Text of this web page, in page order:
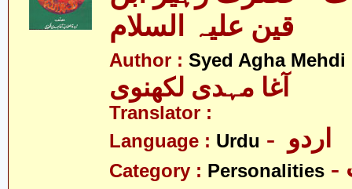
قین علیہ السلام
Author : Syed Agha
آغا مہدی لکھنوی
Translator :
Language : Urdu
Category : Personalities